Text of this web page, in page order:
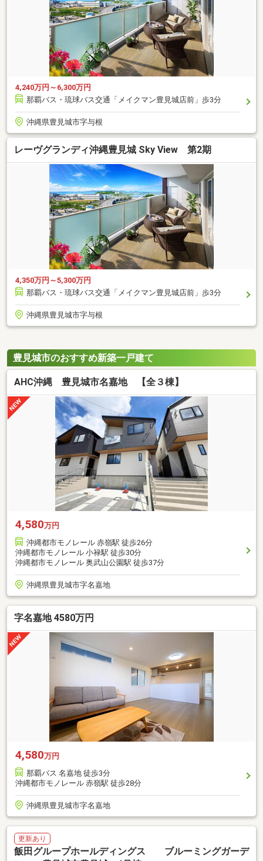
4,240万円～6,300万円
那覇バス・琉球バス交通「メイクマン豊見城店前」歩3分
沖縄県豊見城市字与根
レーヴグランディ沖縄豊見城 Sky View 第2期
4,350万円～5,300万円
那覇バス・琉球バス交通「メイクマン豊見城店前」歩3分
沖縄県豊見城市字与根
豊見城市のおすすめ新築一戸建て
AHC沖縄 豊見城市名嘉地 【全３棟】
4,580万円
沖縄都市モノレール 赤嶺駅 徒歩26分
沖縄都市モノレール 小禄駅 徒歩30分
沖縄都市モノレール 奥武山公園駅 徒歩37分
沖縄県豊見城市字名嘉地
字名嘉地 4580万円
4,580万円
那覇バス 名嘉地 徒歩3分
沖縄都市モノレール 赤嶺駅 徒歩28分
沖縄県豊見城市字名嘉地
更新あり
飯田グループホールディングス ブルーミングガーデ